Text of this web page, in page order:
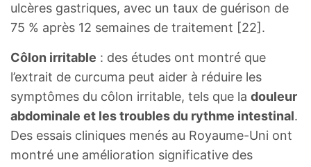
ulcères gastriques, avec un taux de guérison de
75 % après 12 semaines de traitement [22].
Côlon irritable : des études ont montré que
l’extrait de curcuma peut aider à réduire les
symptômes du côlon irritable, tels que la douleur
abdominale et les troubles du rythme intestinal.
Des essais cliniques menés au Royaume-Uni ont
montré une amélioration significative des